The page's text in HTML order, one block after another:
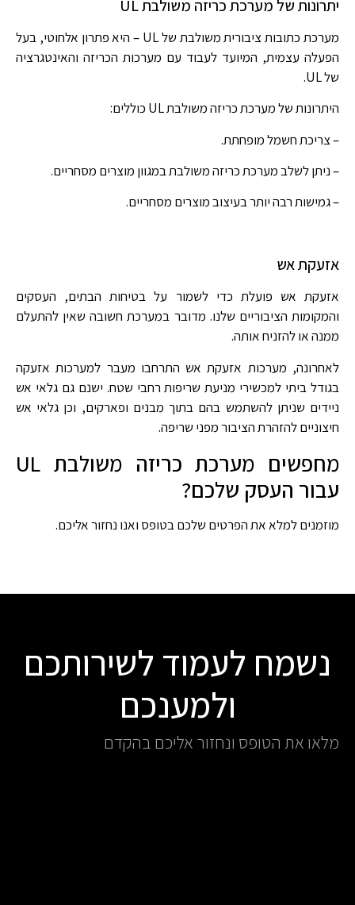
יתרונות של מערכת כריזה משולבת UL
מערכת כתובות ציבורית משולבת של UL – היא פתרון אלחוטי, בעל
הפעלה עצמית, המיועד לעבוד עם מערכות הכריזה והאינטגרציה
של UL.
היתרונות של מערכת כריזה משולבת UL כוללים:
– צריכת חשמל מופחתת.
– ניתן לשלב מערכת כריזה משולבת במגוון מוצרים מסחריים.
– גמישות רבה יותר בעיצוב מוצרים מסחריים.
אזעקת אש
אזעקת אש פועלת כדי לשמור על בטיחות הבתים, העסקים
והמקומות הציבוריים שלנו. מדובר במערכת חשובה שאין להתעלם
ממנה או להזניח אותה.
לאחרונה, מערכות אזעקת אש התרחבו מעבר למערכות אזעקה
בגודל ביתי למכשירי מניעת שריפות רחבי שטח. ישנם גם גלאי אש
ניידים שניתן להשתמש בהם בתוך מבנים ופארקים, וכן גלאי אש
חיצוניים להזהרת הציבור מפני שריפה.
מחפשים מערכת כריזה משולבת UL
עבור העסק שלכם?
מוזמנים למלא את הפרטים שלכם בטופס ואנו נחזור אליכם.
נשמח לעמוד לשירותכם
ולמענכם
מלאו את הטופס ונחזור אליכם בהקדם